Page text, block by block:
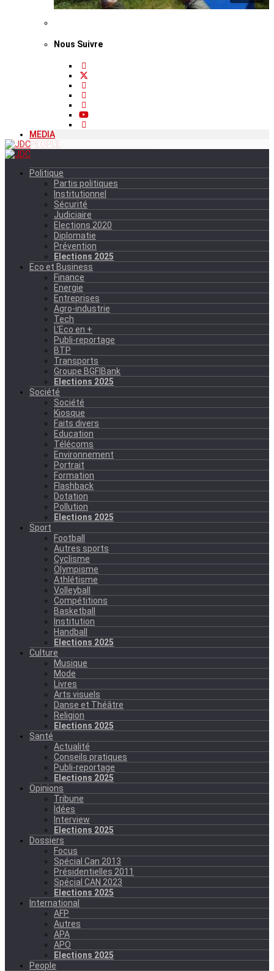
Nous Suivre
MEDIA
PEOPLE
Politique
Partis politiques
Institutionnel
Sécurité
Judiciaire
Elections 2020
Diplomatie
Prévention
Elections 2025
Eco et Business
Finance
Energie
Entreprises
Agro-industrie
Tech
L'Eco en +
Publi-reportage
BTP
Transports
Groupe BGFIBank
Elections 2025
Société
Société
Kiosque
Faits divers
Education
Télécoms
Environnement
Portrait
Formation
Flashback
Dotation
Pollution
Elections 2025
Sport
Football
Autres sports
Cyclisme
Olympisme
Athlétisme
Volleyball
Compétitions
Basketball
Institution
Handball
Elections 2025
Culture
Musique
Mode
Livres
Arts visuels
Danse et Théâtre
Religion
Elections 2025
Santé
Actualité
Conseils pratiques
Publi-reportage
Elections 2025
Opinions
Tribune
Idées
Interview
Elections 2025
Dossiers
Focus
Spécial Can 2013
Présidentielles 2011
Spécial CAN 2023
Elections 2025
International
AFP
Autres
APA
APO
Elections 2025
People